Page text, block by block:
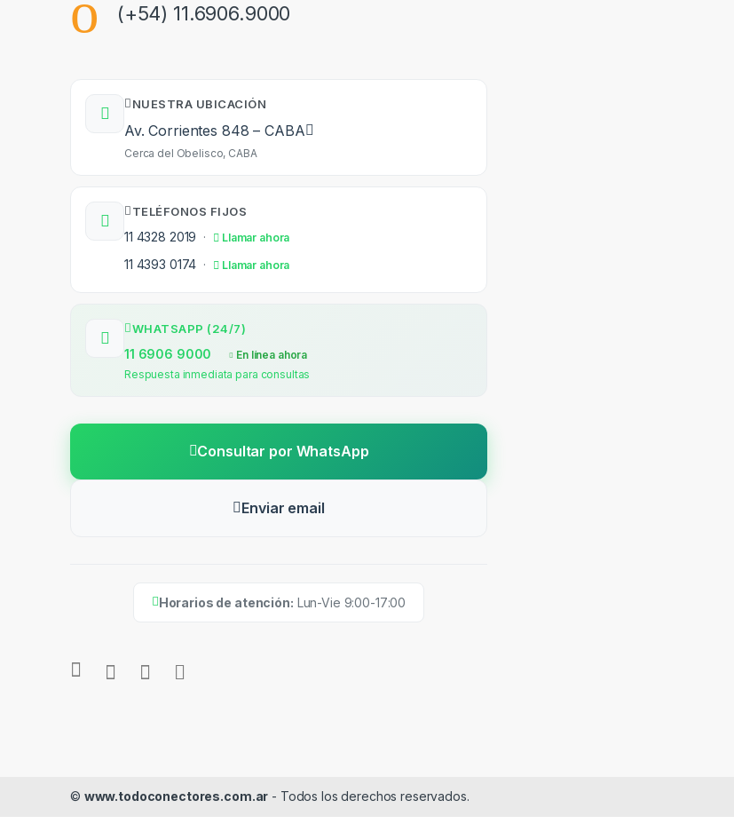
(+54) 11.6906.9000
NUESTRA UBICACIÓN
Av. Corrientes 848 – CABA
Cerca del Obelisco, CABA
TELÉFONOS FIJOS
11 4328 2019 · Llamar ahora
11 4393 0174 · Llamar ahora
WHATSAPP (24/7)
11 6906 9000
En línea ahora
Respuesta inmediata para consultas
Consultar por WhatsApp
Enviar email
Horarios de atención: Lun-Vie 9:00-17:00
© www.todoconectores.com.ar - Todos los derechos reservados.